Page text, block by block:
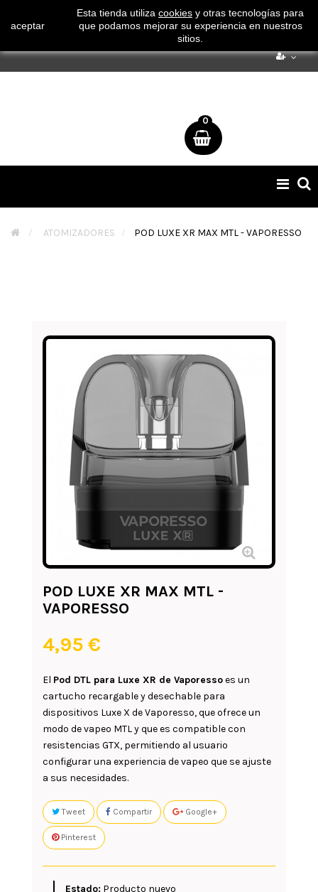
¡ Consigue tu envío gratuito por compras superiores a 50€
!
0
de
> ATOMIZADORES > POD LUXE XR MAX MTL - VAPORESSO
POD LUXE XR MAX MTL -
VAPORESSO
4,95 €
El Pod DTL para Luxe XR de Vaporessoes un
cartucho recargable y desechable para
dispositivos Luxe X de Vaporesso, que ofrece un
modo de vapeo MTL y que es compatible con
resistencias GTX, permitiendo al usuario
configurar una experiencia de vapeo que se ajuste
a sus necesidades.
Tweet Compartir Google+
Pinterest
Estado: Producto nuevo
aceptar
Esta tienda utiliza cookies y otras tecnologías para
que podamos mejorar su experiencia en nuestros
sitios.